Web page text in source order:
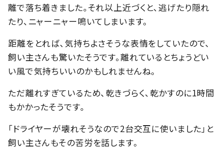
離で落ち着きました。それ以上近づくと、逃げたり隠れ
たり、ニャーニャー鳴いてしまいます。
距離をとれば、気持ちよさそうな表情をしていたので、
飼い主さんも驚いたそうです。離れているとちょうどい
い風で気持ちいいのかもしれませんね。
ただ離れすぎているため、乾きづらく、乾かすのに1時間
もかかったそうです。
「ドライヤーが壊れそうなので2台交互に使いました」と
飼い主さんもその苦労を話します。